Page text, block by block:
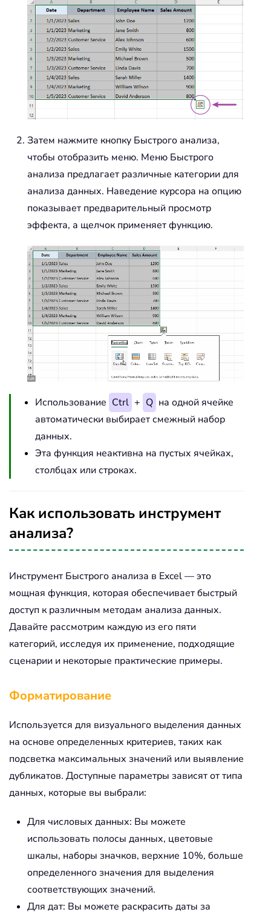
Затем нажмите кнопку Быстрого анализа,
чтобы отобразить меню. Меню Быстрого
анализа предлагает различные категории для
анализа данных. Наведение курсора на опцию
показывает предварительный просмотр
эффекта, а щелчок применяет функцию.
Использование Ctrl + Q на одной ячейке
автоматически выбирает смежный набор
данных.
Эта функция неактивна на пустых ячейках,
столбцах или строках.
Как использовать инструмент
анализа?
Инструмент Быстрого анализа в Excel — это
мощная функция, которая обеспечивает быстрый
доступ к различным методам анализа данных.
Давайте рассмотрим каждую из его пяти
категорий, исследуя их применение, подходящие
сценарии и некоторые практические примеры.
Форматирование
Используется для визуального выделения данных
на основе определенных критериев, таких как
подсветка максимальных значений или выявление
дубликатов. Доступные параметры зависят от типа
данных, которые вы выбрали:
Для числовых данных: Вы можете
использовать полосы данных, цветовые
шкалы, наборы значков, верхние 10%, больше
определенного значения для выделения
соответствующих значений.
Для дат: Вы можете раскрасить даты за